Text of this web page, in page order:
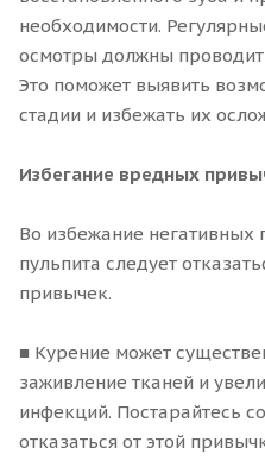
необходимости.
осмотры должны
Это поможет выявить
стадии и избежать их
Избегание вредных
Во избежание негативных
пульпита следует
привычек.
■ Курение может
заживление тканей и
инфекций. Постарайтесь
отказаться от этой